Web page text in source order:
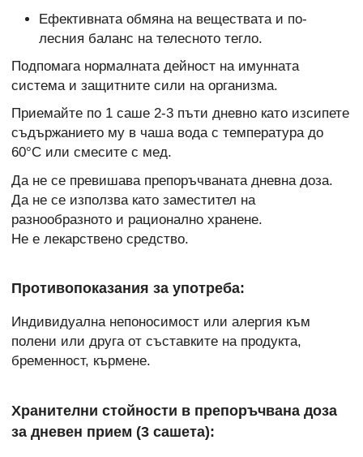
Ефективната обмяна на веществата и по-
лесния баланс на телесното тегло.
Подпомага нормалната дейност на имунната
система и защитните сили на организма.
Приемайте по 1 саше 2-3 пъти дневно като изсипете
съдържанието му в чаша вода с температура до
60°C или смесите с мед.
Да не се превишава препоръчваната дневна доза.
Да не се използва като заместител на
разнообразното и рационално хранене.
Не е лекарствено средство.
Противопоказания за употреба:
Индивидуална непоносимост или алергия към
полени или друга от съставките на продукта,
бременност, кърмене.
Хранителни стойности в препоръчвана доза
за дневен прием (3 сашета):